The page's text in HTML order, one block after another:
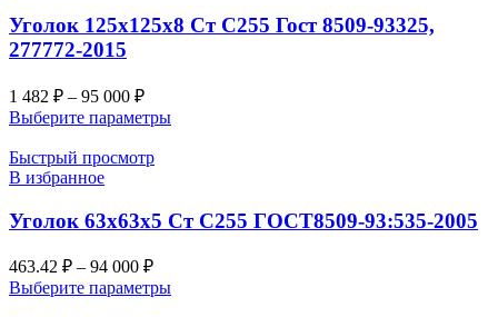
Уголок 125х125х8 Ст С255 Гост 8509-93325,
277772-2015
1 482 ₽ – 95 000 ₽
Выберите параметры
Быстрый просмотр
В избранное
Уголок 63х63х5 Ст С255 ГОСТ8509-93:535-2005
463.42 ₽ – 94 000 ₽
Выберите параметры